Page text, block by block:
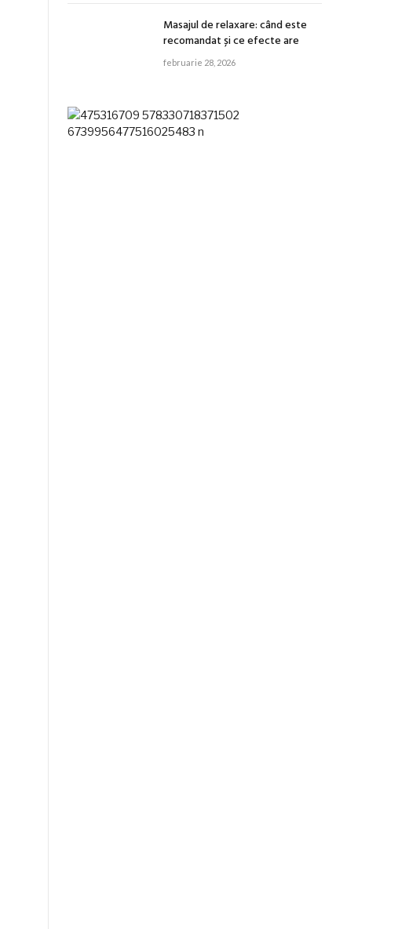
Masajul de relaxare: când este
recomandat și ce efecte are
februarie 28, 2026